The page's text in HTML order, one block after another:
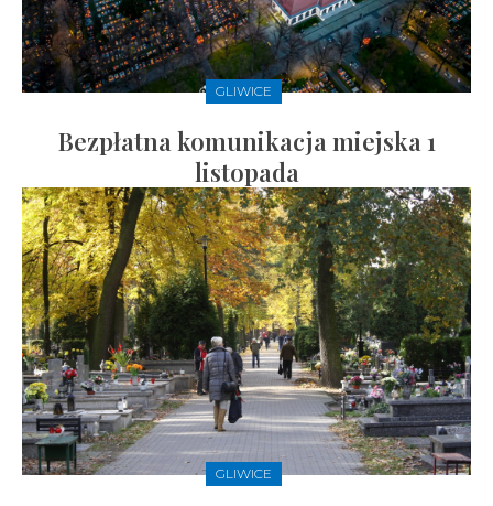
GLIWICE
Bezpłatna komunikacja miejska 1
listopada
GLIWICE